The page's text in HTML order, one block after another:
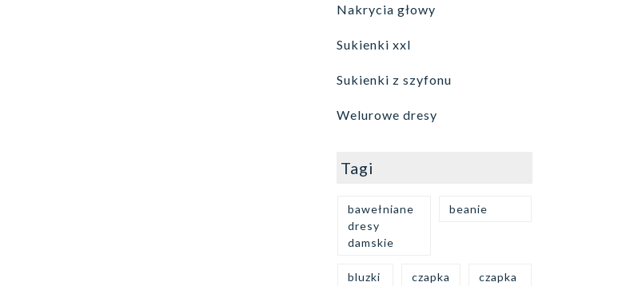
Nakrycia głowy
Sukienki xxl
Sukienki z szyfonu
Welurowe dresy
Tagi
bawełniane
dresy
damskie
beanie
bluzki
czapka
czapka